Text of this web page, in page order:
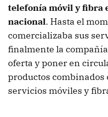
telefonía móvil y fibra
nacional. Hasta el
comercializaba sus
finalmente la
oferta y poner en
productos combinados
servicios móviles y